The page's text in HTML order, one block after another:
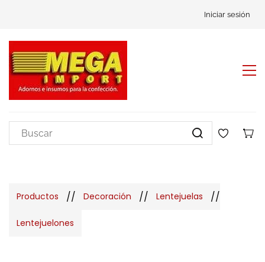
Iniciar sesión
Productos // Decoración // Lentejuelas //
Lentejuelones